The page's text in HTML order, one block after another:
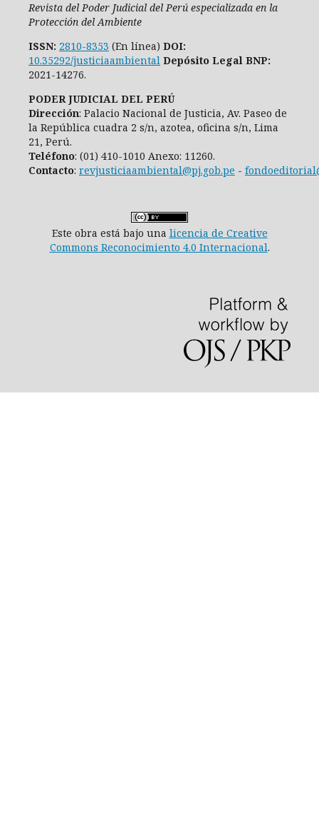
Revista del Poder Judicial del Perú especializada en la
Protección del Ambiente
ISSN: 2810-8353 (En línea) DOI:
10.35292/justiciaambiental Depósito Legal BNP:
2021-14276.
PODER JUDICIAL DEL PERÚ
Dirección: Palacio Nacional de Justicia, Av. Paseo de
la República cuadra 2 s/n, azotea, oficina s/n, Lima
21, Perú.
Teléfono: (01) 410-1010 Anexo: 11260.
Contacto: revjusticiaambiental@pj.gob.pe -
Este obra está bajo una licencia de Creative
Commons Reconocimiento 4.0 Internacional.